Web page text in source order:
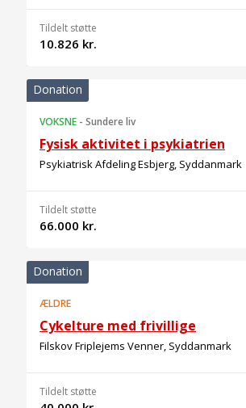
Tildelt støtte
10.826 kr.
Donation
VOKSNE - Sundere liv
Fysisk aktivitet i psykiatrien
Psykiatrisk Afdeling Esbjerg, Syddanmark
Tildelt støtte
66.000 kr.
Donation
ÆLDRE
Cykelture med frivillige
Filskov Friplejems Venner, Syddanmark
Tildelt støtte